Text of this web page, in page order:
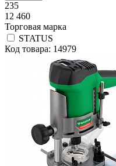
235
12 460
Торговая марка
STATUS
Код товара: 14979